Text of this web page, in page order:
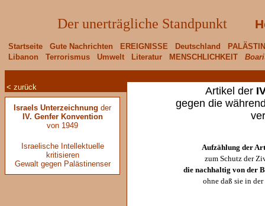
Der unerträgliche Standpunkt
Startseite Gute Nachrichten EREIGNISSE Deutschland
Libanon
Terrorismus Umwelt Literatur MENSCHLICHKEIT
< zurück
Israels Unterzeichnung der
IV. Genfer Konvention
von 1949
Israelische Intellektuelle
kritisieren
Gewalt gegen Palästinenser
Artikel der
gegen die
Aufzählung der
zum Schutz der
die nachhaltig von der
ohne daß sie in der